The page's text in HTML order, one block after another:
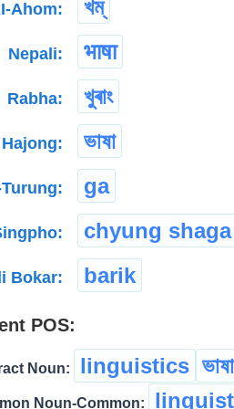
Ahom: খম্
Nepali: भाषा
Rabha: খুৰাং
Hajong: ভাষা
ga
chyung
Bokar: barik
POS:
Noun: linguistics
Noun-Common: linguist